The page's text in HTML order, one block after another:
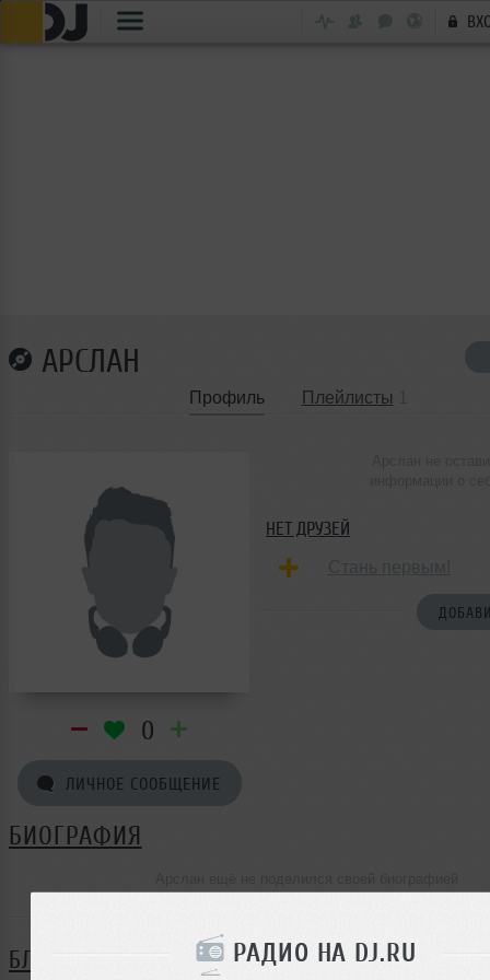
РАДИО НА DJ.RU
АРСЛАН
Профиль Плейлисты
0
ЛИЧНОЕ СООБЩЕНИЕ
НЕТ ДРУЗЕЙ
БИОГРАФИЯ
БЛОГ